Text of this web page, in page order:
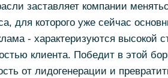
заставляет компании
для которого уже сейчас
- характеризуются высокой
клиента. Победит в этой
от лидогенерации и